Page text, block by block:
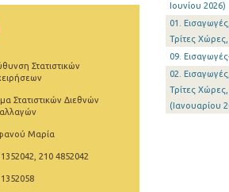
Στατιστικών
Στατιστικών Διεθνών
Μαρία
210 4852042
Ιουνίου 2026)
01.
Τρίτες
09.
02.
Τρίτες
(Ιανουαρίου